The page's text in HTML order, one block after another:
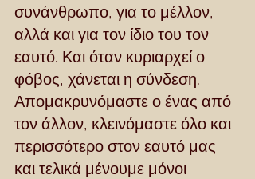
συνάνθρωπο, για το μέλλον,
αλλά και για τον ίδιο του τον
εαυτό. Και όταν κυριαρχεί ο
φόβος, χάνεται η σύνδεση.
Απομακρυνόμαστε ο ένας από
τον άλλον, κλεινόμαστε όλο και
περισσότερο στον εαυτό μας
και τελικά μένουμε μόνοι